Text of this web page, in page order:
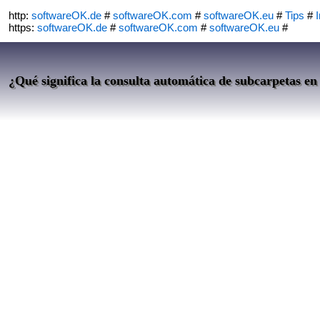
http: softwareOK.de #softwareOK.com #softwareOK.eu #Tips #
https: softwareOK.de #softwareOK.com #softwareOK.eu #
¿Qué significa la consulta automática de subcarpetas